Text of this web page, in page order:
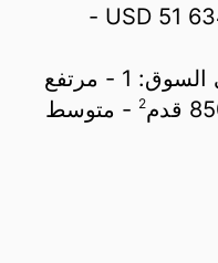
51 634
-
السوق: 1 - مرتفع
قدم 2 - متوسط